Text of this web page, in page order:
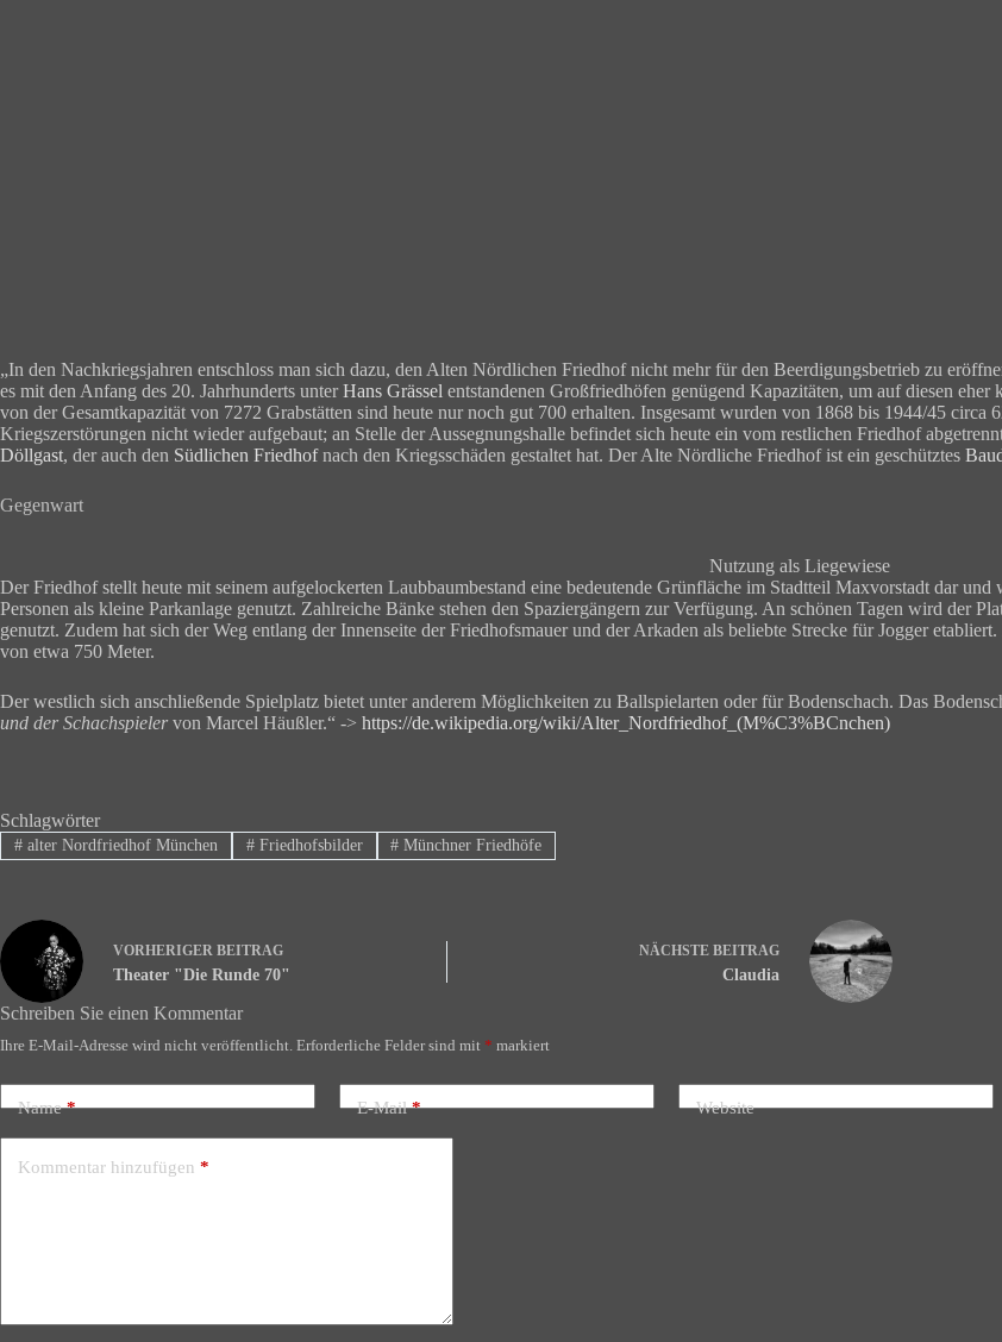
„In den Nachkriegsjahren entschloss man sich dazu, den Alten Nördlichen Friedhof nicht mehr für den Beerdigungsbetrieb zu
es mit den Anfang des 20. Jahrhunderts unter Hans Grässel entstandenen Großfriedhöfen genügend Kapazitäten, um auf diesen
von der Gesamtkapazität von 7272 Grabstätten sind heute nur noch gut 700 erhalten. Insgesamt wurden von 1868 bis 1944/45
Kriegszerstörungen nicht wieder aufgebaut; an Stelle der Aussegnungshalle befindet sich heute ein vom restlichen Friedhof
Döllgast, der auch den Südlichen Friedhofnach den Kriegsschäden gestaltet hat. Der Alte Nördliche Friedhof ist ein geschütztes
Gegenwart
Nutzung als Liegewiese
Der Friedhof stellt heute mit seinem aufgelockerten Laubbaumbestand eine bedeutende Grünfläche im Stadtteil Maxvorstadt dar
Personen als kleine Parkanlage genutzt. Zahlreiche Bänke stehen den Spaziergängern zur Verfügung. An schönen Tagen wird der
genutzt. Zudem hat sich der Weg entlang der Innenseite der Friedhofsmauer und der Arkaden als beliebte Strecke für Jogger
von etwa 750 Meter.
Der westlich sich anschließende Spielplatz bietet unter anderem Möglichkeiten zu Ballspielarten oder für Bodenschach. Das
und der Schachspieler von Marcel Häußler.“ -> https://de.wikipedia.org/wiki/Alter_Nordfriedhof_(M%C3%BCnchen)
Schlagwörter
#alter Nordfriedhof München #Friedhofsbilder # Münchner Friedhöfe
VORHERIGER BEITRAG
Theater "Die Runde 70"
NÄCHSTE BEITRAG
Claudia
Schreiben Sie einen Kommentar
Ihre E-Mail-Adresse wird nicht veröffentlicht. Erforderliche Felder sind mit * markiert
Name* E-Mail* Website
Kommentar hinzufügen *